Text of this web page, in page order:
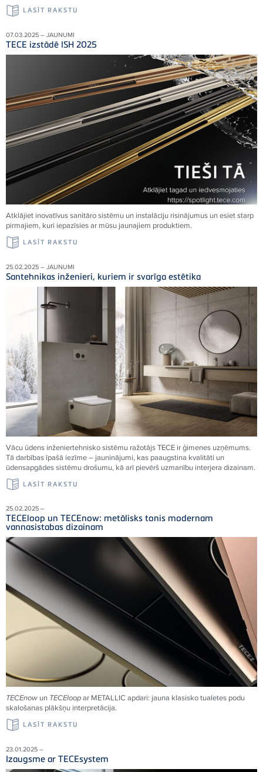
LASĪT RAKSTU
07.03.2025 – JAUNUMI
TECE izstādē ISH 2025
Atklājiet inovatīvus sanitāro sistēmu un instalāciju risinājumus un esiet starp
pirmajiem, kuri iepazīsies ar mūsu jaunajiem produktiem.
LASĪT RAKSTU
25.02.2025 – JAUNUMI
Santehnikas inženieri, kuriem ir svarīga estētika
Vācu ūdens inženiertehnisko sistēmu ražotājs TECE ir ģimenes uzņēmums.
Tā darbības īpašā iezīme – jauninājumi, kas paaugstina kvalitāti un
ūdensapgādes sistēmu drošumu, kā arī pievērš uzmanību interjera dizainam.
LASĪT RAKSTU
25.02.2025 –
TECEloop un TECEnow: metālisks tonis modernam
vannasistabas dizainam
TECEnow un TECEloopar METALLIC apdari: jauna klasisko tualetes podu
skalošanas plākšņu interpretācija.
LASĪT RAKSTU
23.01.2025 –
Izaugsme ar TECEsystem